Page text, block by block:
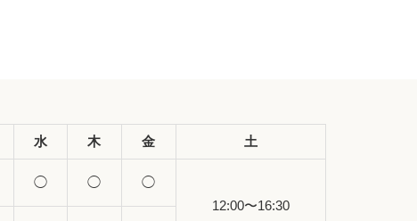
水 木 金 土
◯ ◯
◯
12:00〜16:30